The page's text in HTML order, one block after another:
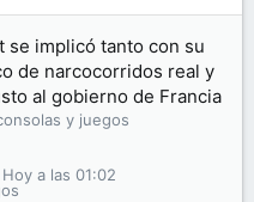
se implicó tanto con su
de narcocorridos real y
al gobierno de Francia
y juegos
Hoy a las 01:02